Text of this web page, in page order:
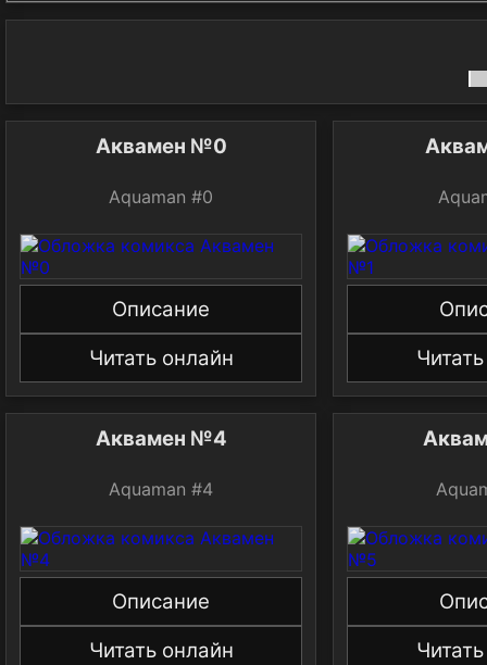
Аквамен №0
Aquaman #0
Описание
Читать онлайн
Аквамен №4
Aquaman #4
Описание
Читать онлайн